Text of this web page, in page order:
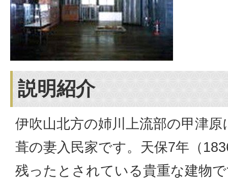
説明紹介
伊吹山北方の姉川上流部の甲津
葺の妻入民家です。天保7年（
残ったとされている貴重な建物